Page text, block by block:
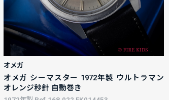
オメガ
オメガ シーマスター 1972年製 ウルトラマン
オレンジ秒針 自動巻き